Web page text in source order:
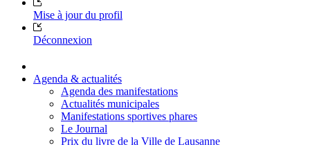
Mise à jour du profil
Déconnexion
Agenda & actualités
Agenda des manifestations
Actualités municipales
Manifestations sportives phares
Le Journal
Prix du livre de la Ville de Lausanne